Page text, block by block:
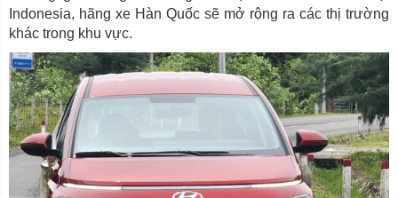
Indonesia, hãng xe Hàn Quốc sẽ mở rộng ra các thị trường
khác trong khu vực.